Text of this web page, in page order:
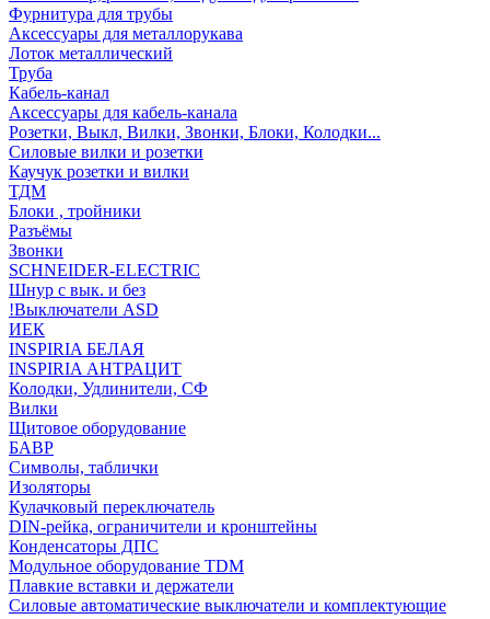
Фурнитура для трубы
Аксессуары для металлорукава
Лоток металлический
Труба
Кабель-канал
Аксессуары для кабель-канала
Розетки, Выкл, Вилки, Звонки, Блоки, Колодки...
Силовые вилки и розетки
Каучук розетки и вилки
ТДМ
Блоки , тройники
Разъёмы
Звонки
SCHNEIDER-ELECTRIC
Шнур с вык. и без
!Выключатели ASD
ИЕК
INSPIRIA БЕЛАЯ
INSPIRIA АНТРАЦИТ
Колодки, Удлинители, СФ
Вилки
Щитовое оборудование
БАВР
Символы, таблички
Изоляторы
Кулачковый переключатель
DIN-рейка, ограничители и кронштейны
Конденсаторы ДПС
Модульное оборудование TDM
Плавкие вставки и держатели
Силовые автоматические выключатели и комплектующие